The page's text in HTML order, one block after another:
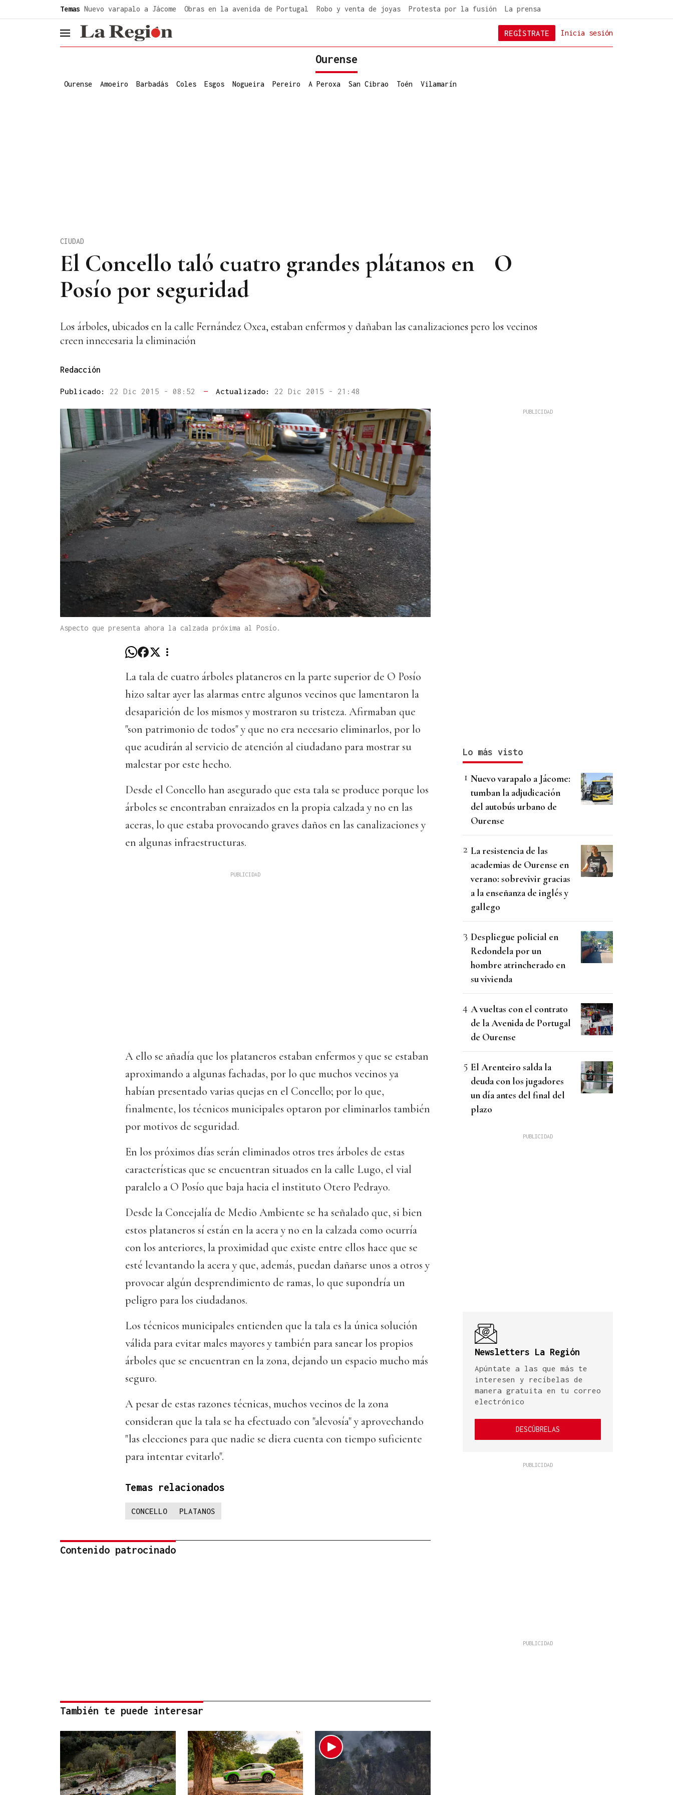
Temas Nuevo varapalo a Jácome Obras en la avenida de Portugal Robo y venta de joyas Protesta por la fusión La prensa
header.menu.open Inicia sesión
REGÍSTRATE
Ourense
Ourense Amoeiro Barbadás Coles Esgos Nogueira Pereiro A Peroxa San Cibrao Toén Vilamarín
El Concello taló cuatro grandes plátanos en O
Posío por seguridad
CIUDAD
Los árboles, ubicados en la calle Fernández Oxea, estaban enfermos y dañaban las canalizaciones pero los vecinos
creen innecesaria la eliminación
Redacción
Publicado: 22 Dic 2015 - 08:52 — Actualizado: 22 Dic 2015 - 21:48
Aspecto que presenta ahora la calzada próxima al Posío.
La tala de cuatro árboles plataneros en la parte superior de O Posío
hizo saltar ayer las alarmas entre algunos vecinos que lamentaron la
desaparición de los mismos y mostraron su tristeza. Afirmaban que
"son patrimonio de todos" y que no era necesario eliminarlos, por lo
que acudirán al servicio de atención al ciudadano para mostrar su
malestar por este hecho.
Desde el Concello han asegurado que esta tala se produce porque los
árboles se encontraban enraizados en la propia calzada y no en las
aceras, lo que estaba provocando graves daños en las canalizaciones y
en algunas infraestructuras.
A ello se añadía que los plataneros estaban enfermos y que se estaban
aproximando a algunas fachadas, por lo que muchos vecinos ya
habían presentado varias quejas en el Concello; por lo que,
finalmente, los técnicos municipales optaron por eliminarlos también
por motivos de seguridad.
En los próximos días serán eliminados otros tres árboles de estas
características que se encuentran situados en la calle Lugo, el vial
paralelo a O Posío que baja hacia el instituto Otero Pedrayo.
Desde la Concejalía de Medio Ambiente se ha señalado que, si bien
estos plataneros sí están en la acera y no en la calzada como ocurría
con los anteriores, la proximidad que existe entre ellos hace que se
esté levantando la acera y que, además, puedan dañarse unos a otros y
provocar algún desprendimiento de ramas, lo que supondría un
peligro para los ciudadanos.
Los técnicos municipales entienden que la tala es la única solución
válida para evitar males mayores y también para sanear los propios
árboles que se encuentran en la zona, dejando un espacio mucho más
seguro.
A pesar de estas razones técnicas, muchos vecinos de la zona
consideran que la tala se ha efectuado con "alevosía" y aprovechando
"las elecciones para que nadie se diera cuenta con tiempo suficiente
para intentar evitarlo".
Temas relacionados
CONCELLO PLATANOS
Contenido patrocinado
También te puede interesar
Lo más visto
Nuevo varapalo a Jácome:
tumban la adjudicación
del autobús urbano de
Ourense
La resistencia de las
academias de Ourense en
verano: sobrevivir gracias
a la enseñanza de inglés y
gallego
Despliegue policial en
Redondela por un
hombre atrincherado en
su vivienda
A vueltas con el contrato
de la Avenida de Portugal
de Ourense
El Arenteiro salda la
deuda con los jugadores
un día antes del final del
plazo
Newsletters La Región
Apúntate a las que más te
interesen y recíbelas de
manera gratuita en tu correo
electrónico
DESCÚBRELAS